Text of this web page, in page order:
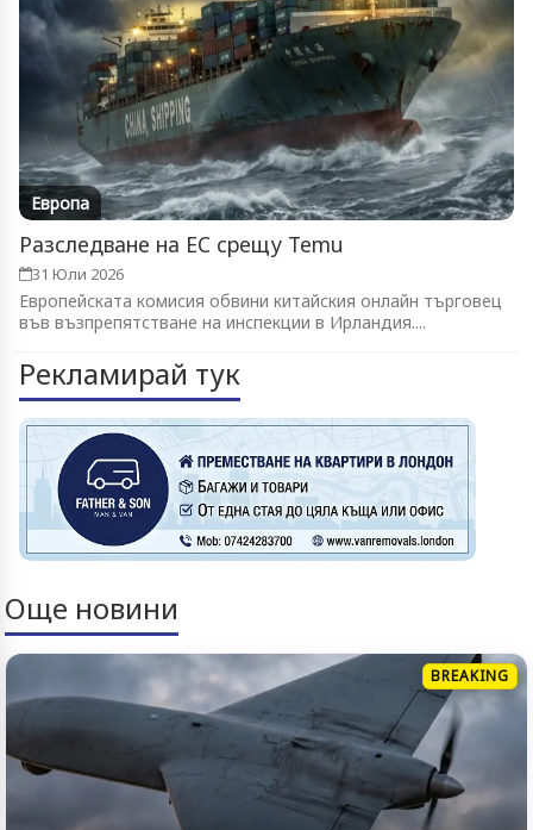
Европа
Разследване на ЕС срещу Temu
31 Юли 2026
Европейската комисия обвини китайския онлайн търговец
във възпрепятстване на инспекции в Ирландия....
Рекламирай тук
Още новини
BREAKING